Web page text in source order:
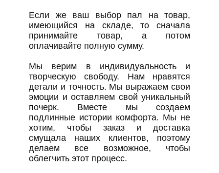
Если же ваш выбор пал на товар,
имеющийся на складе, то сначала
принимайте товар, а потом
оплачивайте полную сумму.
Мы верим в индивидуальность и
творческую свободу. Нам нравятся
детали и точность. Мы выражаем свои
эмоции и оставляем свой уникальный
почерк. Вместе мы создаем
подлинные истории комфорта. Мы не
хотим, чтобы заказ и доставка
смущала наших клиентов, поэтому
делаем все возможное, чтобы
облегчить этот процесс.